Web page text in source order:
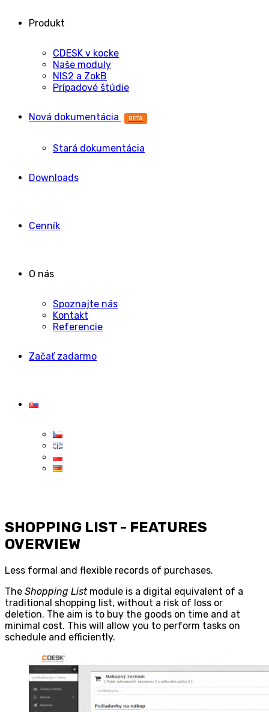
Produkt
CDESK v kocke
Naše moduly
NIS2 a ZokB
Prípadové štúdie
Nová dokumentácia BETA
Stará dokumentácia
Downloads
Cenník
O nás
Spoznajte nás
Kontakt
Referencie
Začať zadarmo
SHOPPING LIST - FEATURES
OVERVIEW
Less formal and flexible records of purchases.
The Shopping Listmodule is a digital equivalent of a
traditional shopping list, without a risk of loss or
deletion. The aim is to buy the goods on time and at
minimal cost. This will allow you to perform tasks on
schedule and efficiently.